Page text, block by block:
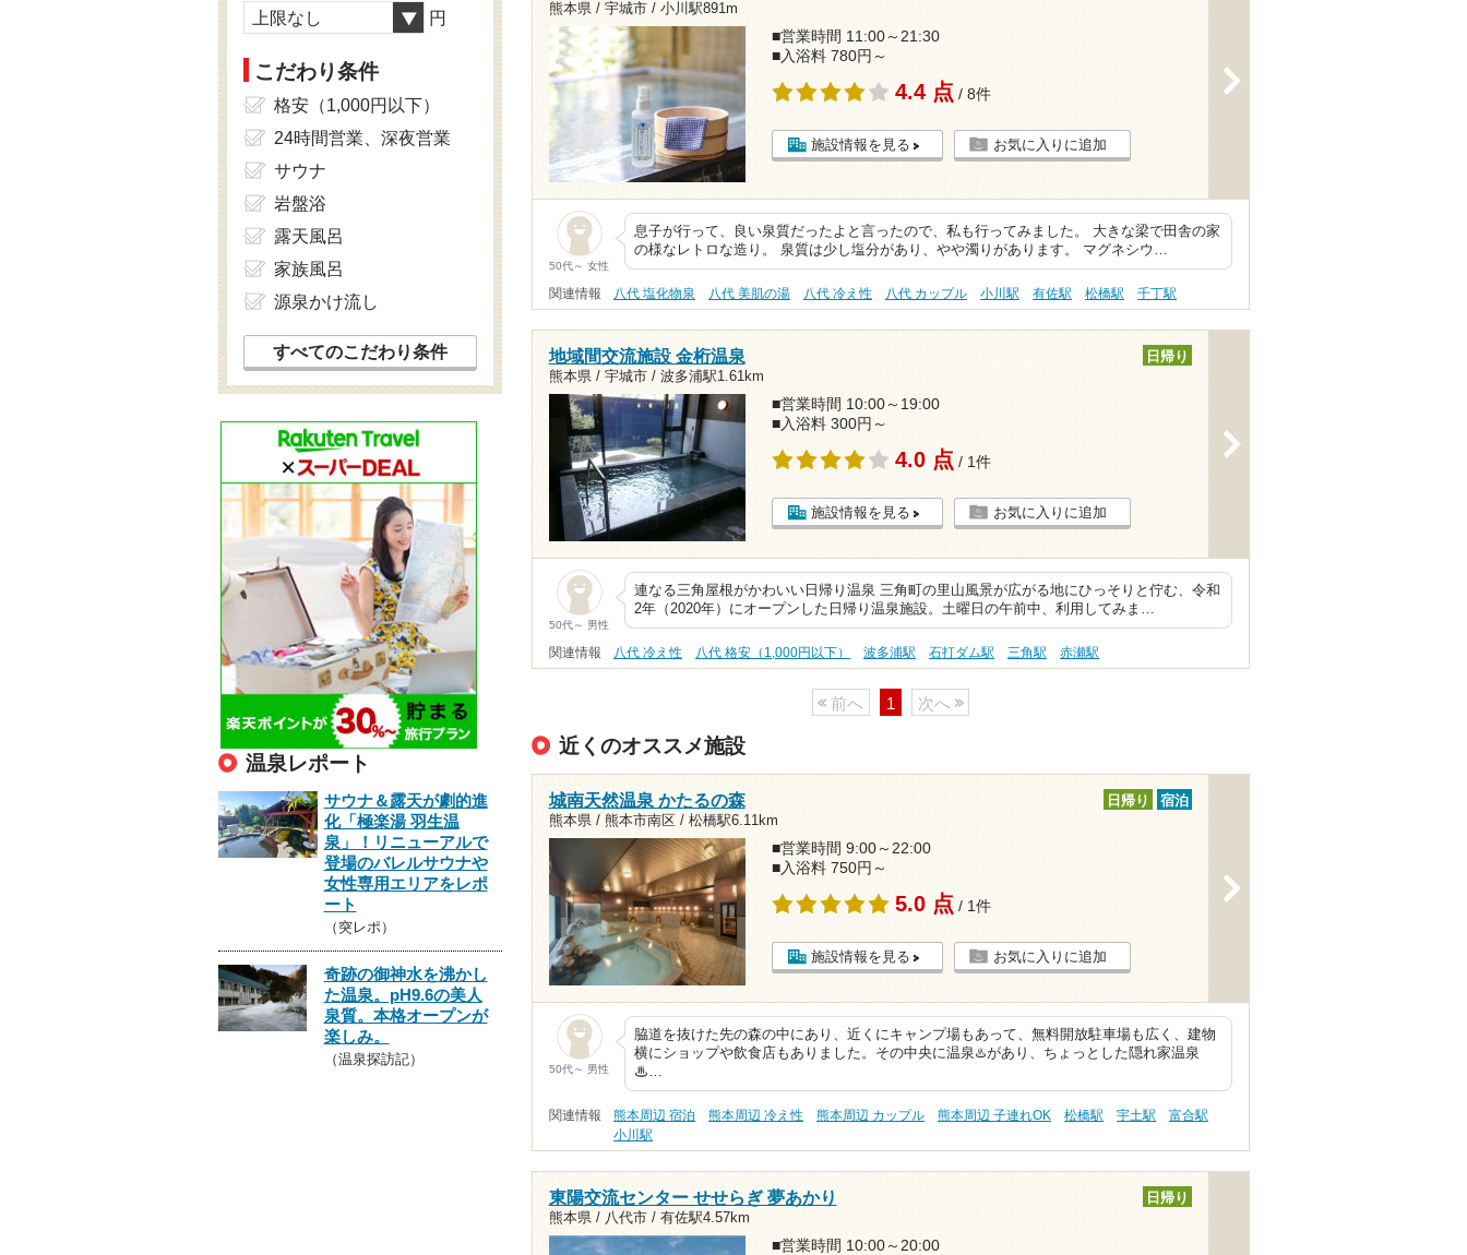
熊本県 / 宇城市 / 小川駅891m
■営業時間 11:00～21:30
■入浴料 780円～
4.4 点 / 8件
施設情報を見る お気に入りに追加
50代～ 女性
息子が行って、良い泉質だったよと言ったので、私も行ってみました。 大きな梁で田舎の家
の様なレトロな造り。 泉質は少し塩分があり、やや濁りがあります。 マグネシウ…
関連情報 八代 塩化物泉 八代 美肌の湯 八代 冷え性 八代 カップル 小川駅 有佐駅 松橋駅 千丁駅
地域間交流施設 金桁温泉
熊本県 / 宇城市 / 波多浦駅1.61km
日帰り
■営業時間 10:00～19:00
■入浴料 300円～
4.0 点 / 1件
施設情報を見る お気に入りに追加
50代～ 男性
連なる三角屋根がかわいい日帰り温泉 三角町の里山風景が広がる地にひっそりと佇む、令和
2年（2020年）にオープンした日帰り温泉施設。土曜日の午前中、利用してみま…
関連情報 八代 冷え性 八代 格安（1,000円以下） 波多浦駅 石打ダム駅 三角駅 赤瀬駅
前へ 1 次へ
近くのオススメ施設
城南天然温泉 かたるの森
熊本県 / 熊本市南区 / 松橋駅6.11km
日帰り 宿泊
■営業時間 9:00～22:00
■入浴料 750円～
5.0 点 / 1件
施設情報を見る お気に入りに追加
50代～ 男性
脇道を抜けた先の森の中にあり、近くにキャンプ場もあって、無料開放駐車場も広く、建物
横にショップや飲食店もありました。その中央に温泉♨️があり、ちょっとした隠れ家温泉
♨…
関連情報 熊本周辺 宿泊 熊本周辺 冷え性 熊本周辺 カップル 熊本周辺 子連れOK 松橋駅 宇土駅
富合駅
小川駅
東陽交流センター せせらぎ 夢あかり
熊本県 / 八代市 / 有佐駅4.57km
日帰り
■営業時間 10:00～20:00
上限なし 円
こだわり条件
格安（1,000円以下）
24時間営業、深夜営業
サウナ
岩盤浴
露天風呂
家族風呂
源泉かけ流し
すべてのこだわり条件
温泉レポート
サウナ＆露天が劇的進
化「極楽湯 羽生温
泉」！リニューアルで
登場のバレルサウナや
女性専用エリアをレポ
ート
（突レポ）
奇跡の御神水を沸かし
た温泉。pH9.6の美人
泉質。本格オープンが
楽しみ。
（温泉探訪記）